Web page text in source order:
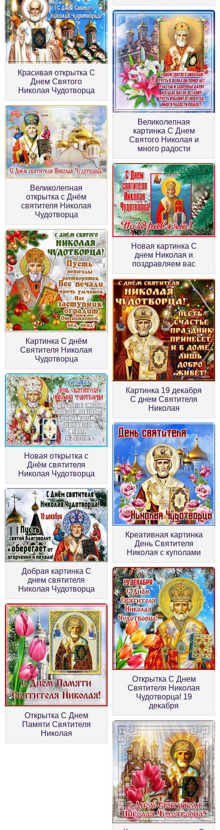
Красивая открытка С
Днем Святого
Николая Чудотворца
Великолепная
картинка С Днем
Святого Николая и
много радости
Великолепная
открытка с Днём
святителя Николая
Чудотворца
Новая картинка С
днем Николая и
поздравляем вас
Картинка С днём
Святителя Николая
Чудотворца
Картинка 19 декабря
С днем Святителя
Николая
Новая открытка с
Днём святителя
Николая Чудотворца
Креативная картинка
День Святителя
Николая с куполами
Добрая картинка С
днем святителя
Николая Чудотворца
Открытка С Днем
Святителя Николая
Чудотворца! 19
декабря
Открытка С Днем
Памяти Святителя
Николая